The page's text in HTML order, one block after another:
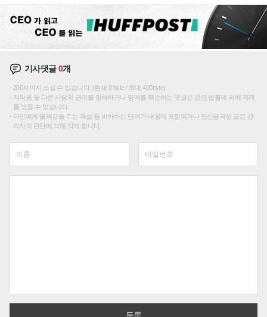
기사댓글0개
200자까지 쓰실 수 있습니다. (현재 0 byte / 최대 400byte)
저작권 등 다른 사람의 권리를 침해하거나 명예를 훼손하는 댓글은 관련 법률에 의해 제재
를 받을 수 있습니다.
타인에게 불쾌감을 주는 욕설 등 비하하는 단어가 내용에 포함되거나 인신공격성 글은 관
리자의 판단에 의해 삭제 합니다.